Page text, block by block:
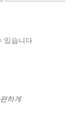
있습니다
하게